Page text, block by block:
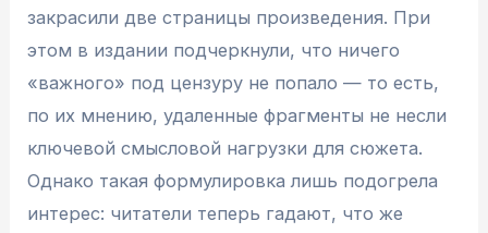
закрасили две страницы произведения. При
этом в издании подчеркнули, что ничего
«важного» под цензуру не попало — то есть,
по их мнению, удаленные фрагменты не несли
ключевой смысловой нагрузки для сюжета.
Однако такая формулировка лишь подогрела
интерес: читатели теперь гадают, что же